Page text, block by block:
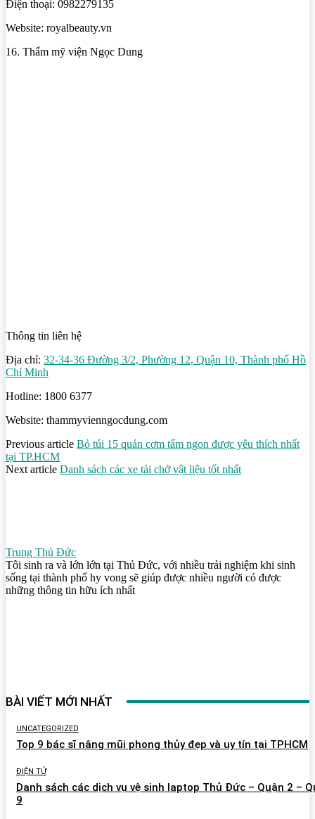
Điện thoại: 0982279135
Website: royalbeauty.vn
16. Thẩm mỹ viện Ngọc Dung
Thông tin liên hệ
Địa chỉ: 32-34-36 Đường 3/2, Phường 12, Quận 10, Thành phố Hồ
Chí Minh
Hotline: 1800 6377
Website: thammyvienngocdung.com
Previous article Bỏ túi 15 quán cơm tấm ngon được yêu thích nhất
tại TP.HCM
Next article Danh sách các xe tải chở vật liệu tốt nhất
Trung Thủ Đức
Tôi sinh ra và lớn lớn tại Thủ Đức, với nhiều trải nghiệm khi sinh
sống tại thành phố hy vong sẽ giúp được nhiều người có được
những thông tin hữu ích nhất
BÀI VIẾT MỚI NHẤT
UNCATEGORIZED
Top 9 bác sĩ nâng mũi phong thủy đẹp và uy tín tại TPHCM
ĐIỆN TỬ
Danh sách các dịch vụ vệ sinh laptop Thủ Đức – Quận 2 –
9